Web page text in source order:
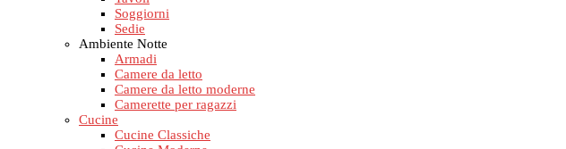
Soggiorni
Sedie
Ambiente Notte
Armadi
Camere da letto
Camere da letto moderne
Camerette per ragazzi
Cucine
Cucine Classiche